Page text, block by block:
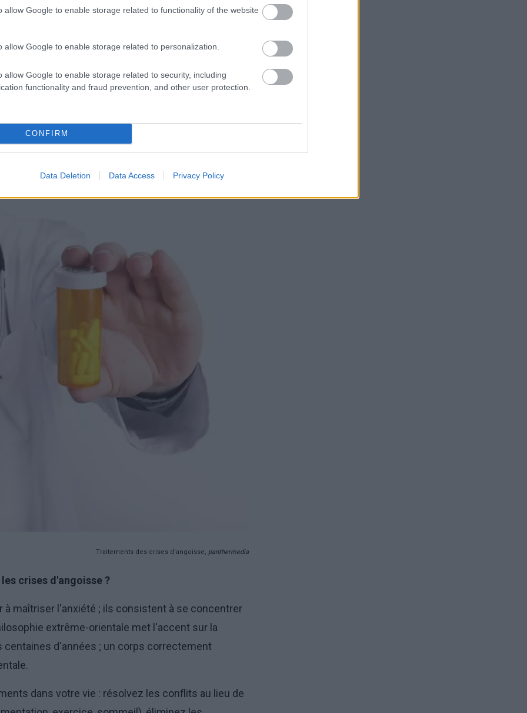
allow Google to enable storage related to functionality of the website
allow Google to enable storage related to personalization.
allow Google to enable storage related to security, including
functionality and fraud prevention, and other user protection.
CONFIRM
Data Deletion Data Access Privacy Policy
sérotonine (
des troubles anxieux. Il faut environ 2 à 3 semaines
ils exacerbent l'anxiété dès les premiers jours,
qui suivent leur prise, mais elles créent une
médicale .
Traitements des crises d'angoisse, panthermedia
crises d'angoisse ?
maîtriser l'anxiété ; ils consistent à se concentrer
extrême-orientale met l'accent sur la
centaines d'années ; un corps correctement
dans votre vie : résolvez les conflits au lieu de